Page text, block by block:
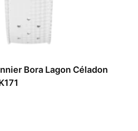
Bora Lagon Céladon